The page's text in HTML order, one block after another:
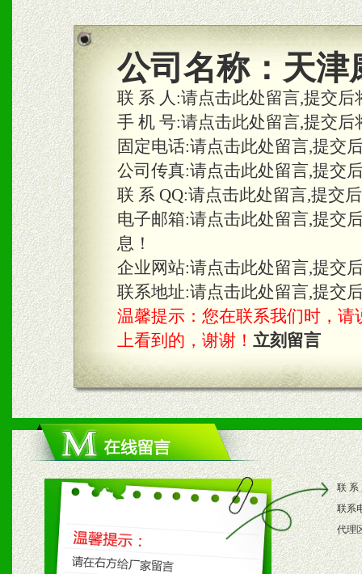
公司名称： 天津
联 系 人:请点击此处留言,提交
手 机 号:请点击此处留言,提交
固定电话:请点击此处留言,提交
公司传真:请点击此处留言,提交
联 系 QQ:请点击此处留言,提交
电子邮箱:请点击此处留言,提交
息！
企业网站:请点击此处留言,提交
联系地址:请点击此处留言,提交
温馨提示：您在联系我们时，请
上看到的，谢谢！ 立刻留言
联 系
联系
代理